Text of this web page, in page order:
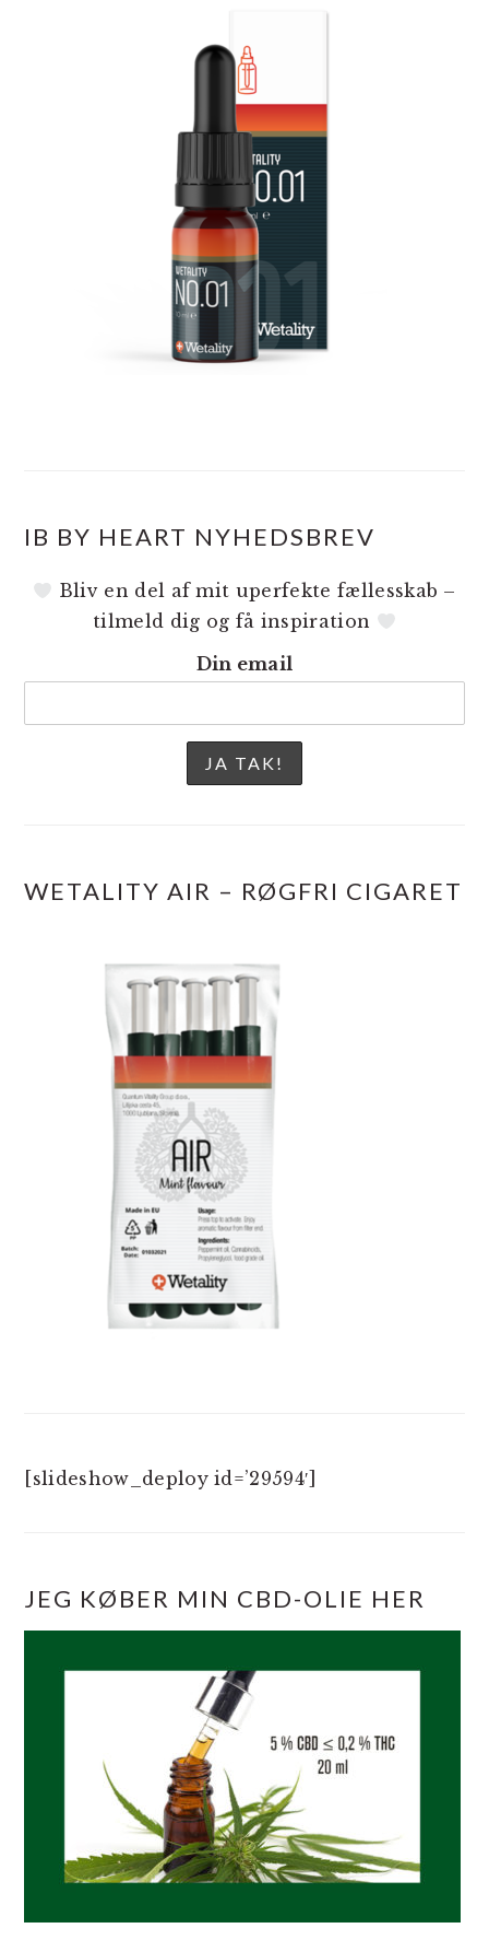
IB BY HEART NYHEDSBREV
Bliv en del af mit uperfekte fællesskab –
tilmeld dig og få inspiration
Din email
WETALITY AIR – RØGFRI CIGARET
[slideshow_deploy id=’29594′]
JEG KØBER MIN CBD-OLIE HER